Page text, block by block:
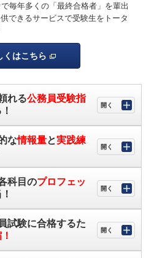
毎年多くの「最終合格者」を輩出
できるサービスで受験生をトータ
くはこちら
れる公務員受験指
な情報量と実践練
科目のプロフェッ
試験に合格するた